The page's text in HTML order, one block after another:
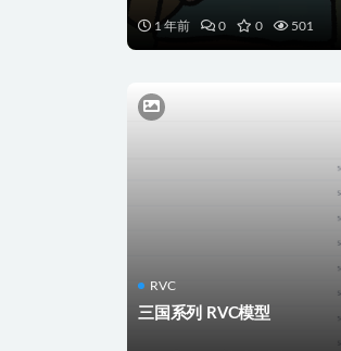
1 年前
0 0 501
RVC
三国系列 RVC模型